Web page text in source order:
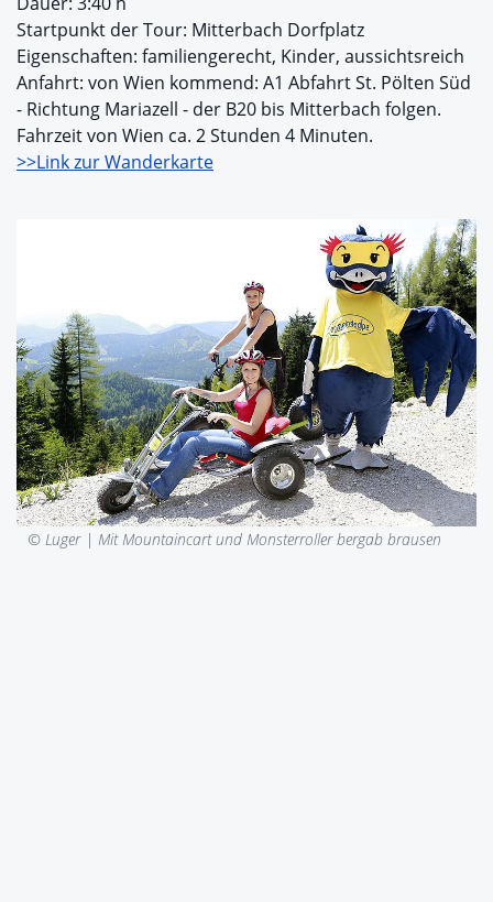
Startpunkt der Tour: Mitterbach Dorfplatz
Eigenschaften: familiengerecht, Kinder, aussichtsreich
Anfahrt: von Wien kommend: A1 Abfahrt St. Pölten Süd
- Richtung Mariazell - der B20 bis Mitterbach folgen.
Fahrzeit von Wien ca. 2 Stunden 4 Minuten.
>>Link zur Wanderkarte
© Luger | Mit Mountaincart und Monsterroller bergab brausen